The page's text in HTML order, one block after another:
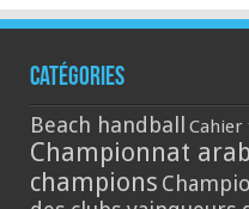
Catégories
Beach handball Cahier
Championnat
champions